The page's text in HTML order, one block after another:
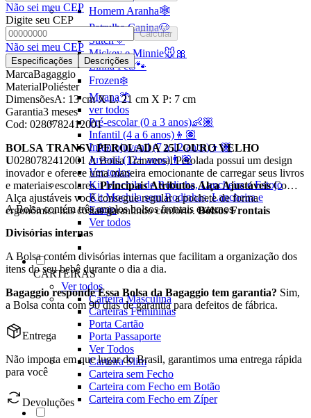
Homem Aranha🕸️
Patrulha Canina🐶
Stitch💜
Mickey e Minnie🐭🎀
Linha Pets🐾
Frozen❄️
Moana🌴
ver todos
Pré-escolar (0 a 3 anos)👶🏽
Infantil (4 a 6 anos)👦🏽
Infantojuvenil (7 a 12 anos)👦🏽
Juvenil (12+ anos)👨🏽
Ver todos
Kit Mochila de Rodinha, Lancheira e Estojo
Kit Mochila sem Rodinhas, Lancheira e
Estojo
Ver todos
CARTEIRAS
Ver todos
Carteira Masculina
Carteiras Femininas
Porta Cartão
Porta Passaporte
Ver Todos
Carteira Slim
Carteira sem Fecho
Carteira com Fecho em Botão
Carteira com Fecho em Zíper
Não sei meu CEP
Digite seu CEP
Calcular
Não sei meu CEP
Especificações Descrições
MarcaBagaggio
MaterialPoliéster
DimensõesA: 13 cm X L: 21 cm X P: 7 cm
Garantia3 meses
Cod: 0280782412001
BOLSA TRANSV PEROLADA 25J OURO VELHO
U0280782412001 A Bolsa Tranversal Perolada possui um design
inovador e oferece uma maneira emocionante de carregar seus livros
e materiais escolares.Principais Atributos Alça AjustáveisCom a
Alça ajustáveis você consegue regular a pochete de forma
ergonômica nas costas garantindo conforto.Bolsos Frontais
A Bolsa contém três amplos bolsos frontais externos.
Divisórias internas
A Bolsa contém divisórias internas que facilitam a organização dos
itens do seu bebê durante o dia a dia.
Bagaggio responde Essa Bolsa da Bagaggio tem garantia? Sim,
a Bolsa conta com 90 dias de garantia para defeitos de fábrica.
Entrega
Não importa em que lugar do Brasil, garantimos uma entrega rápida
para você
Devoluções